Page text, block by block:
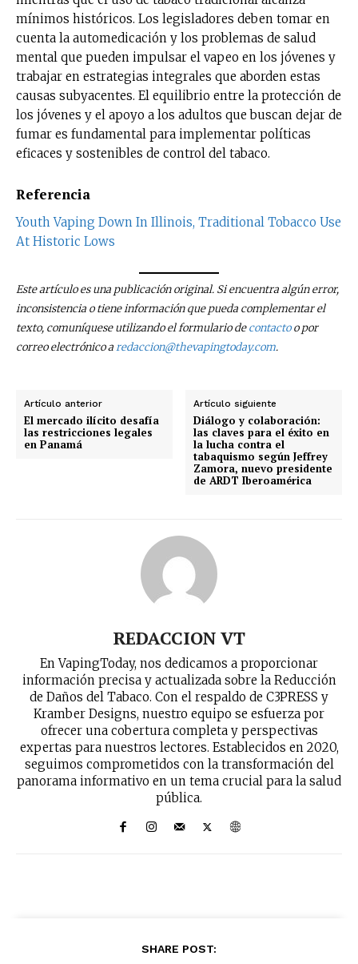
No te pierdas de las
últimas noticias
Suscríbete a nuestro boletín diario y
reducción de daños en tu correo
SUBSCRIBIRSE
mínimos históricos. Los legisladores deben tomar en
cuenta la automedicación y los problemas de salud
mental que pueden impulsar el vapeo en los jóvenes y
trabajar en estrategias integrales que aborden estas
causas subyacentes. El equilibrio entre la protección de
los jóvenes y el apoyo a los adultos que buscan dejar de
fumar es fundamental para implementar políticas
eficaces y sostenibles de control del tabaco.
Referencia
Youth Vaping Down In Illinois, Traditional Tobacco Use
At Historic Lows
Este artículo es una publicación original. Si encuentra algún error,
inconsistencia o tiene información que pueda complementar el
texto, comuníquese utilizando el formulario decontactoo por
correo electrónico aredaccion@thevapingtoday.com.
Artículo anterior
El mercado ilícito desafía
las restricciones legales
en Panamá
Artículo siguiente
Diálogo y colaboración:
las claves para el éxito en
la lucha contra el
tabaquismo según Jeffrey
Zamora, nuevo presidente
de ARDT Iberoamérica
REDACCION VT
En VapingToday, nos dedicamos a proporcionar
información precisa y actualizada sobre la Reducción
de Daños del Tabaco. Con el respaldo de C3PRESS y
Kramber Designs, nuestro equipo se esfuerza por
ofrecer una cobertura completa y perspectivas
expertas para nuestros lectores. Establecidos en 2020,
seguimos comprometidos con la transformación del
panorama informativo en un tema crucial para la salud
pública.
SHARE POST: